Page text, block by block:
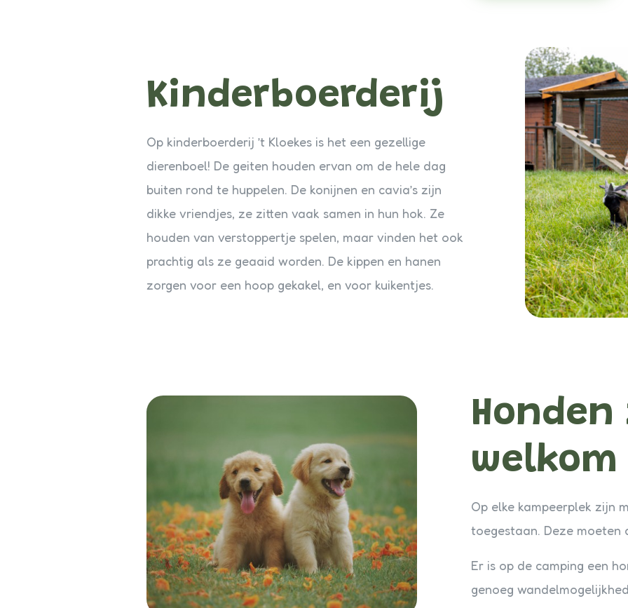
Kinderboerderij
Op kinderboerderij ’t Kloekes is het een gezellige
dierenboel! De geiten houden ervan om de hele dag
buiten rond te huppelen. De konijnen en cavia’s zijn
dikke vriendjes, ze zitten vaak samen in hun hok. Ze
houden van verstoppertje spelen, maar vinden het ook
prachtig als ze geaaid worden. De kippen en hanen
zorgen voor een hoop gekakel, en voor kuikentjes.
welkom
Op elke kampeerplek zijn
toegestaan. Deze moeten
Er is op de camping een
genoeg